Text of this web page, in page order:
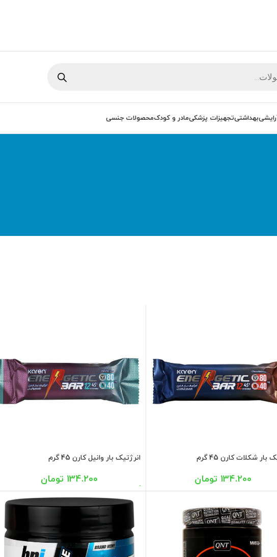
بهداشتیتجهیزات پزشکیمادر و کودکمحصولات جنسی
بار شکلات کارن 45 گرم
134.200 تومان
انرژتیک بار وانیل کارن 45 گرم
134.200 تومان